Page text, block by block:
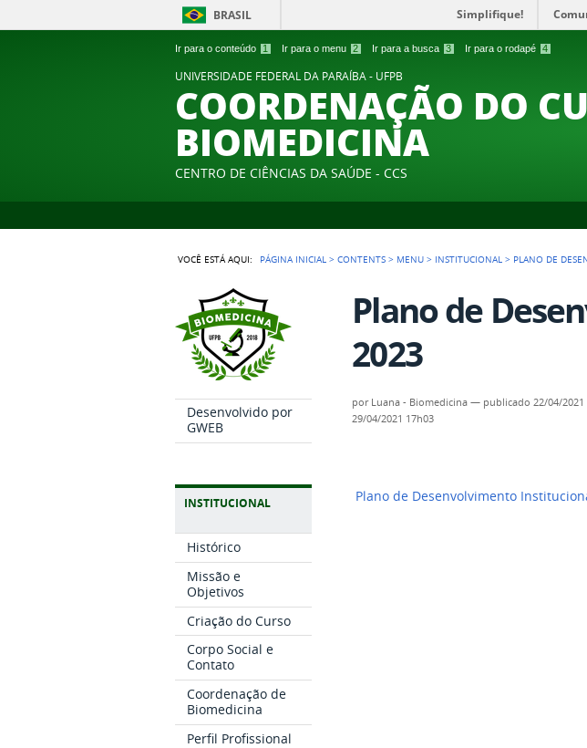
Ir para o conteúdo 1 Ir para o menu 2 Ir para a busca 3 Ir para o rodapé 4
BRASIL Simplifique!
UNIVERSIDADE FEDERAL DA PARAÍBA - UFPB
COORDENAÇÃO DO
BIOMEDICINA
CENTRO DE CIÊNCIAS DA SAÚDE - CCS
VOCÊ ESTÁ AQUI: PÁGINA INICIAL >CONTENTS > MENU > INSTITUCIONAL > PLANO DE
Desenvolvido por
GWEB
INSTITUCIONAL
Histórico
Missão e
Objetivos
Criação do Curso
Corpo Social e
Contato
Coordenação de
Biomedicina
Perfil Profissional
Plano de
2023
por Luana - Biomedicina — publicado 22/04/2021
29/04/2021 17h03
Plano de Desenvolvimento